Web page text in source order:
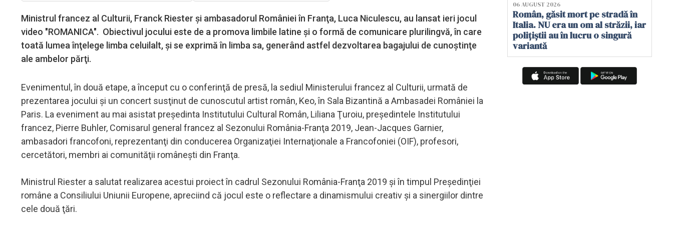
Ministrul francez al Culturii, Franck Riester şi ambasadorul României în Franţa, Luca Niculescu, au lansat ieri jocul
video "ROMANICA". Obiectivul jocului este de a promova limbile latine şi o formă de comunicare plurilingvă, în care
toată lumea înţelege limba celuilalt, şi se exprimă în limba sa, generând astfel dezvoltarea bagajului de cunoştinţe
ale ambelor părţi.
Evenimentul, în două etape, a început cu o conferinţă de presă, la sediul Ministerului francez al Culturii, urmată de
prezentarea jocului şi un concert susţinut de cunoscutul artist român, Keo, în Sala Bizantină a Ambasadei României la
Paris. La eveniment au mai asistat preşedinta Institutului Cultural Român, Liliana Ţuroiu, preşedintele Institutului
francez, Pierre Buhler, Comisarul general francez al Sezonului România-Franţa 2019, Jean-Jacques Garnier,
ambasadori francofoni, reprezentanţi din conducerea Organizaţiei Internaţionale a Francofoniei (OIF), profesori,
cercetători, membri ai comunităţii româneşti din Franţa.
Ministrul Riester a salutat realizarea acestui proiect în cadrul Sezonului România-Franţa 2019 şi în timpul Preşedinţiei
române a Consiliului Uniunii Europene, apreciind că jocul este o reflectare a dinamismului creativ şi a sinergiilor dintre
cele două ţări.
06 AUGUST 2026
Român, găsit mort pe stradă în
Italia. NU era un om al străzii, iar
polițiștii au în lucru o singură
variantă